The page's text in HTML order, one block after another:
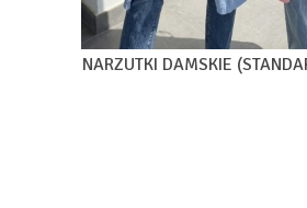
NARZUTKI DAMSKIE